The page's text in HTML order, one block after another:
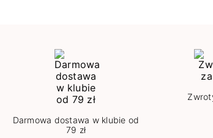
Darmowa dostawa w klubie od
79 zł